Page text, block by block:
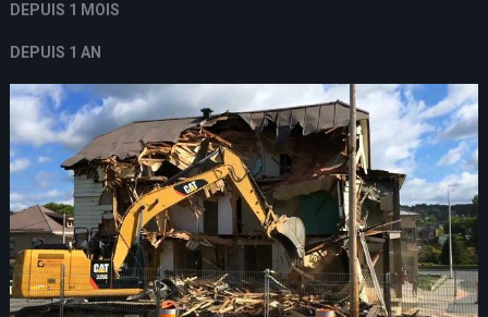
DEPUIS 1 MOIS
DEPUIS 1 AN